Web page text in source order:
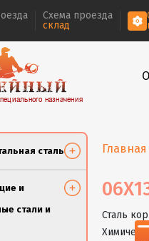
Схема проезда
склад
назначения
сталь
и
стали и
Главная
Сталь